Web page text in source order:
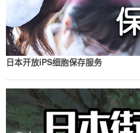
日本开放iPS细胞保存服务